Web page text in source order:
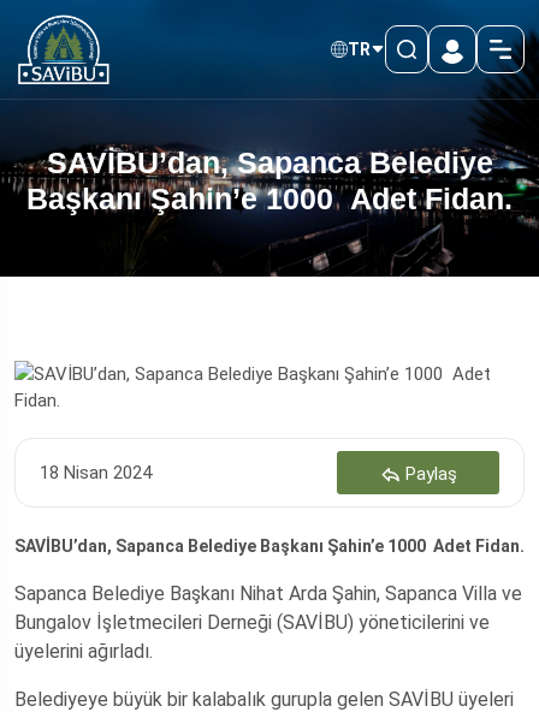
TR
SAVİBU’dan, Sapanca Belediye
Başkanı Şahin’e 1000 Adet Fidan.
18 Nisan 2024 Paylaş
SAVİBU’dan, Sapanca Belediye Başkanı Şahin’e 1000 Adet Fidan.
Sapanca Belediye Başkanı Nihat Arda Şahin, Sapanca Villa ve
Bungalov İşletmecileri Derneği (SAVİBU) yöneticilerini ve
üyelerini ağırladı.
Belediyeye büyük bir kalabalık gurupla gelen SAVİBU üyeleri